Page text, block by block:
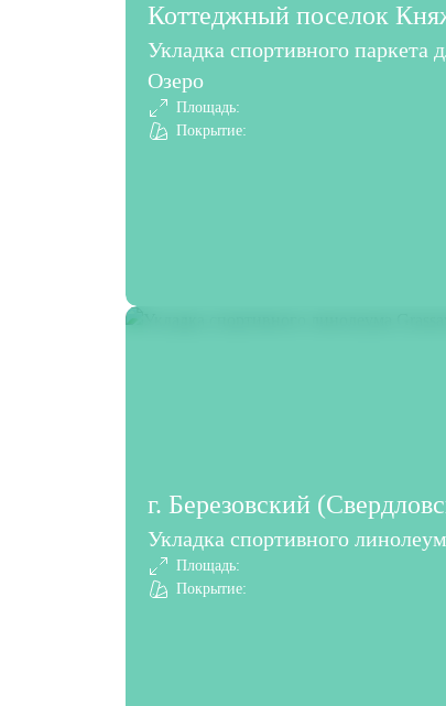
Коттеджный поселок
Укладка спортивного паркета
Озеро
Площадь:
Покрытие:
г. Березовский
Укладка спортивного
Площадь:
Покрытие: